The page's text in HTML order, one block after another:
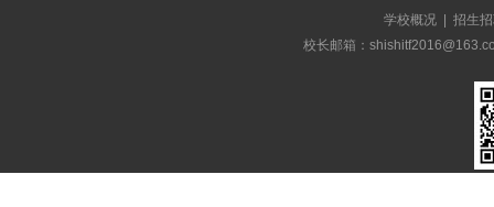
学校概况
招生
校长邮箱：